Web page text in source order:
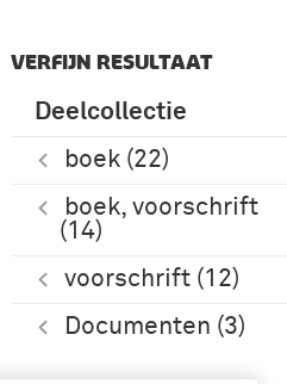
VERFIJN RESULTAAT
Deelcollectie
boek (22)
boek, voorschrift
(14)
voorschrift (12)
Documenten (3)